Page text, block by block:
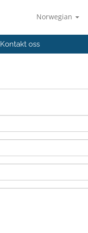
Norwegian
Kontakt oss